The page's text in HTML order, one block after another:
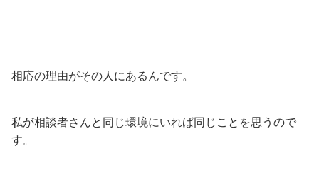
相応の理由がその人にあるんです。
私が相談者さんと同じ環境にいれば同じことを思うので
す。